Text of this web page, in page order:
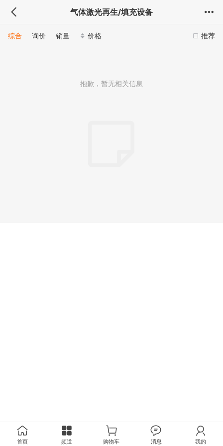
气体激光再生/填充设备
推荐
综合 询价 销量 价格
抱歉，暂无相关信息
首页 频道 购物车 消息 我的